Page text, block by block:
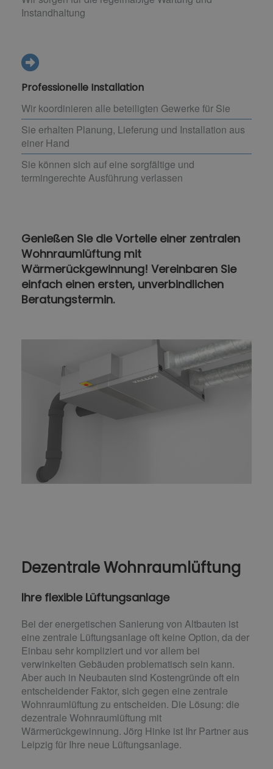
Instandhaltung
Professionelle Installation
Wir koordinieren alle beteiligten Gewerke für Sie
Sie erhalten Planung, Lieferung und Installation aus
einer Hand
Sie können sich auf eine sorgfältige und
termingerechte Ausführung verlassen
Genießen Sie die Vorteile einer zentralen
Wohnraumlüftung mit
Wärmerückgewinnung! Vereinbaren Sie
einfach einen ersten, unverbindlichen
Beratungstermin.
Dezentrale Wohnraumlüftung
Ihre flexible Lüftungsanlage
Bei der energetischen Sanierung von Altbauten ist
eine zentrale Lüftungsanlage oft keine Option, da der
Einbau sehr kompliziert und vor allem bei
verwinkelten Gebäuden problematisch sein kann.
Aber auch in Neubauten sind Kostengründe oft ein
entscheidender Faktor, sich gegen eine zentrale
Wohnraumlüftung zu entscheiden. Die Lösung: die
dezentrale Wohnraumlüftung mit
Wärmerückgewinnung. Jörg Hinke ist Ihr Partner aus
Leipzig für Ihre neue Lüftungsanlage.